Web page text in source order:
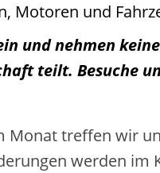
Motoren und
und nehmen
teilt. Besuche
treffen wir
werden im